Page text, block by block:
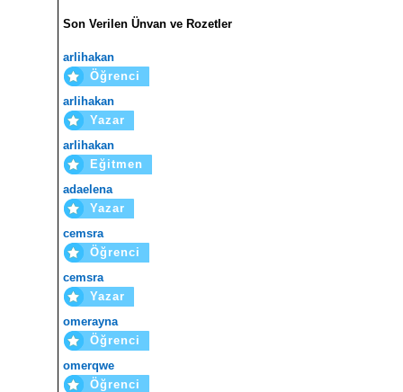
Son Verilen Ünvan ve Rozetler
arlihakan
Öğrenci
arlihakan
Yazar
arlihakan
Eğitmen
adaelena
Yazar
cemsra
Öğrenci
cemsra
Yazar
omerayna
Öğrenci
omerqwe
Öğrenci